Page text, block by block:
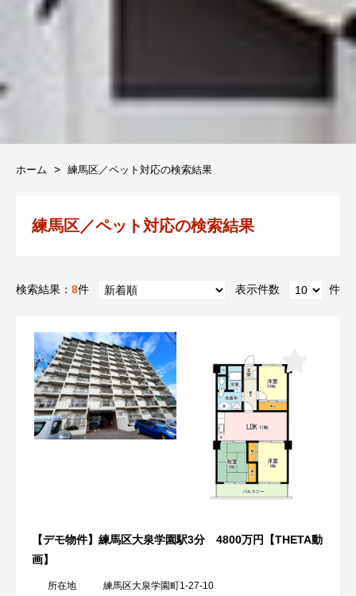
ホーム 練馬区／ペット対応の検索結果
練馬区／ペット対応の検索結果
検索結果： 8件 表示件数 件
【デモ物件】練馬区大泉学園駅3分 4800万円【THETA動
画】
所在地 練馬区大泉学園町1-27-10